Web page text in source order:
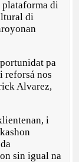
di
di
pa
reforsá nos
Alvarez,
i
sin igual na